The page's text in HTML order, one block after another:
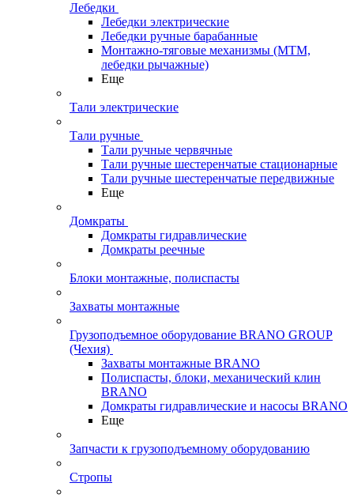
Лебедки
Лебедки электрические
Лебедки ручные барабанные
Монтажно-тяговые механизмы (МТМ,
лебедки рычажные)
Еще
Тали электрические
Тали ручные
Тали ручные червячные
Тали ручные шестеренчатые стационарные
Тали ручные шестеренчатые передвижные
Еще
Домкраты
Домкраты гидравлические
Домкраты реечные
Блоки монтажные, полиспасты
Захваты монтажные
Грузоподъемное оборудование BRANO GROUP
(Чехия)
Захваты монтажные BRANO
Полиспасты, блоки, механический клин
BRANO
Домкраты гидравлические и насосы BRANO
Еще
Запчасти к грузоподъемному оборудованию
Стропы